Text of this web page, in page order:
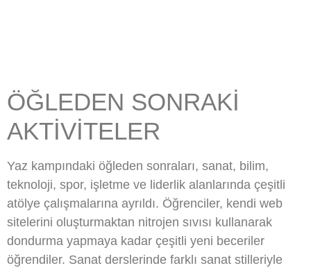
ÖĞLEDEN SONRAKI
AKTIVITELER
Yaz kampındaki öğleden sonraları, sanat, bilim,
teknoloji, spor, işletme ve liderlik alanlarında çeşitli
atölye çalışmalarına ayrıldı. Öğrenciler, kendi web
sitelerini oluşturmaktan nitrojen sıvısı kullanarak
dondurma yapmaya kadar çeşitli yeni beceriler
öğrendiler. Sanat derslerinde farklı sanat stilleriyle